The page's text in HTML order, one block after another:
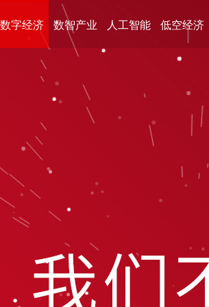
数字经济 数智产业 人工智能 低空经济